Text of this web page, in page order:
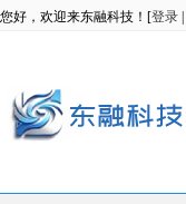
您好，欢迎来东融科技！[登录